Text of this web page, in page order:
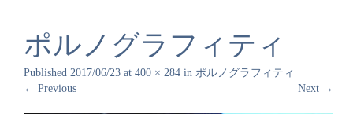
ポルノグラフィティ
Published 2017/06/23 at 400 × 284 in ポルノグラフィティ
← Previous Next →